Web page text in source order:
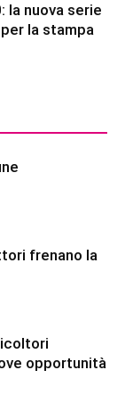
la nuova serie
la stampa
frenano la
opportunità